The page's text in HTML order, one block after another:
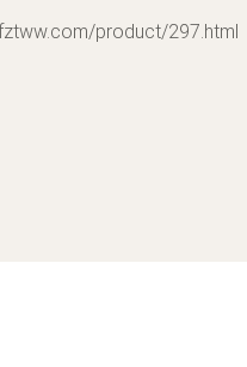
product/297.html